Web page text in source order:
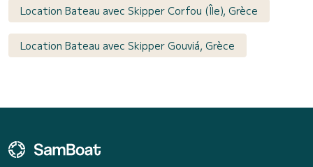
Location Bateau avec Skipper Corfou (Île), Grèce
Location Bateau avec Skipper Gouviá, Grèce